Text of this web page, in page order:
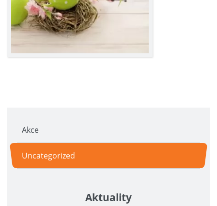
Akce
Uncategorized
Aktuality